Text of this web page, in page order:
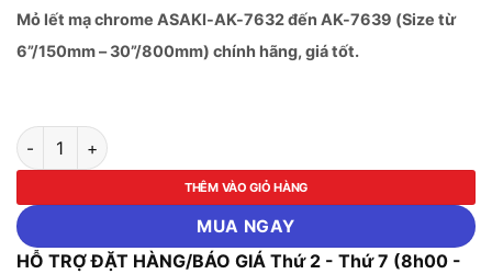
Mỏ lết mạ chrome ASAKI-AK-7632 đến AK-7639 (Size từ
6”/150mm – 30”/800mm) chính hãng, giá tốt.
Mỏ lết mạ chrome ASAKI-AK-7632 đến AK-7639 (Size từ
THÊM VÀO GIỎ HÀNG
MUA NGAY
HỖ TRỢ ĐẶT HÀNG/BÁO GIÁ Thứ 2 - Thứ 7 (8h00 -